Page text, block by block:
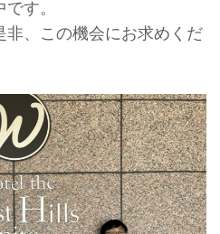
す。
、この機会にお求めくだ